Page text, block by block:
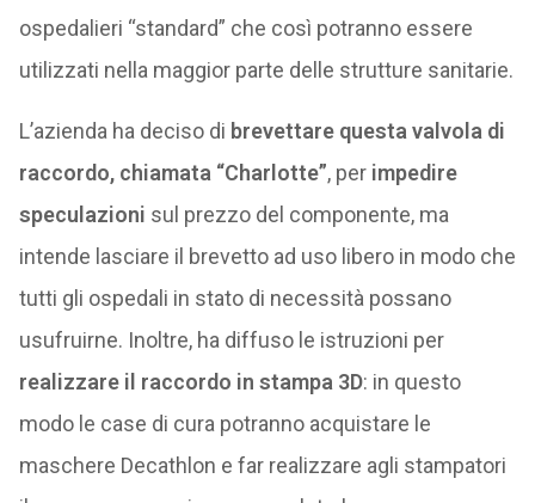
ospedalieri “standard” che così potranno essere
utilizzati nella maggior parte delle strutture sanitarie.
L’azienda ha deciso di brevettare questa valvola di
raccordo, chiamata “Charlotte”, per impedire
speculazioni sul prezzo del componente, ma
intende lasciare il brevetto ad uso libero in modo che
tutti gli ospedali in stato di necessità possano
usufruirne. Inoltre, ha diffuso le istruzioni per
realizzare il raccordo in stampa 3D: in questo
modo le case di cura potranno acquistare le
maschere Decathlon e far realizzare agli stampatori